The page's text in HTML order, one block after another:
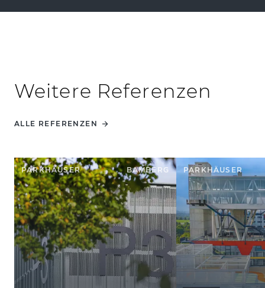
Weitere Referenzen
ALLE REFERENZEN
PARKHÄUSER BAMBERG PARKHÄUSER